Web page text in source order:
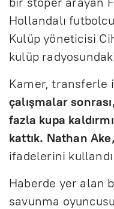
Hollandalı
Kulüp yöneticisi
kulüp
Kamer, transferle
çalışmalar
fazla kupa
kattık. Nathan
ifadelerini
Haberde yer alan
savunma